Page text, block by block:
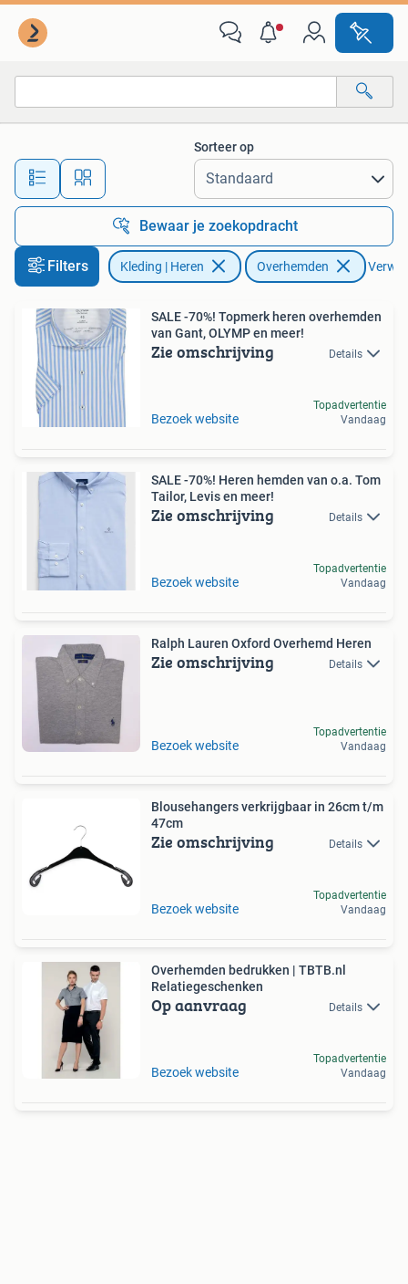
Alle afstanden…
Sorteer op
Bewaar je zoekopdracht
Filters Kleding | Heren Overhemden
SALE -70%! Topmerk heren overhemden
van Gant, OLYMP en meer!
Zie omschrijving Details
Bezoek website
Topadvertentie
Vandaag
SALE -70%! Heren hemden van o.a. Tom
Tailor, Levis en meer!
Zie omschrijving Details
Bezoek website
Topadvertentie
Vandaag
Ralph Lauren Oxford Overhemd Heren
Zie omschrijving Details
Bezoek website
Topadvertentie
Vandaag
Blousehangers verkrijgbaar in 26cm t/m
47cm
Zie omschrijving Details
Bezoek website
Topadvertentie
Vandaag
Overhemden bedrukken | TBTB.nl
Relatiegeschenken
Op aanvraag Details
Bezoek website
Topadvertentie
Vandaag